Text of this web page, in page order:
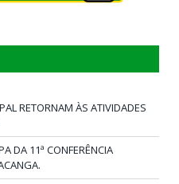
RETORNAM ÀS ATIVIDADES
DA 11ª CONFERÊNCIA